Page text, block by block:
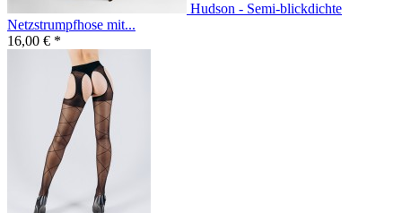
Hudson - Semi-blickdichte
Netzstrumpfhose mit...
16,00 € *